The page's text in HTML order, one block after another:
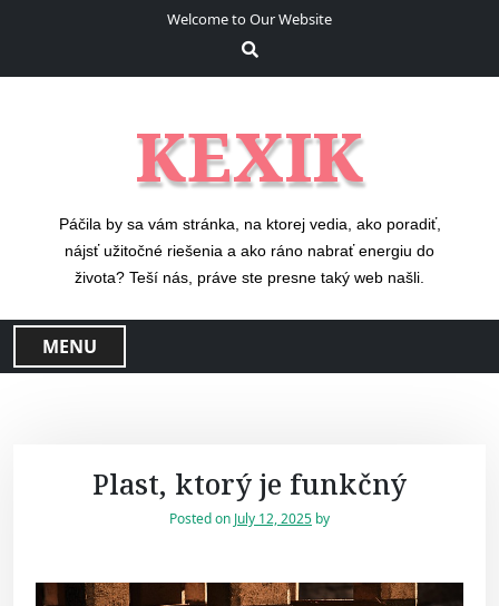
Welcome to Our Website
KEXIK
Páčila by sa vám stránka, na ktorej vedia, ako poradiť,
nájsť užitočné riešenia a ako ráno nabrať energiu do
života? Teší nás, práve ste presne taký web našli.
MENU
Plast, ktorý je funkčný
Posted on July 12, 2025 by